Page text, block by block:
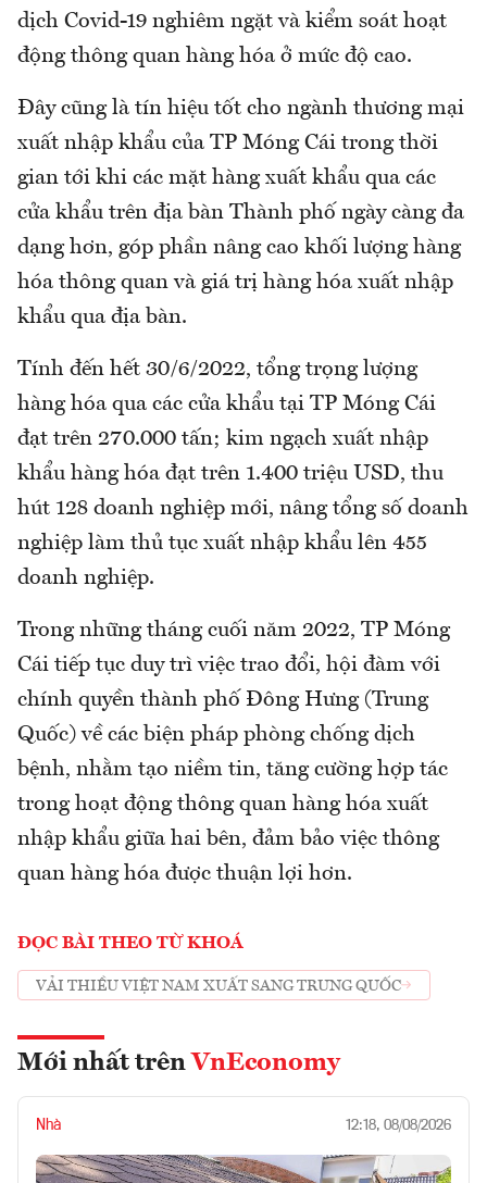
dịch Covid-19 nghiêm ngặt và kiểm soát hoạt
động thông quan hàng hóa ở mức độ cao.
Đây cũng là tín hiệu tốt cho ngành thương mại
xuất nhập khẩu của TP Móng Cái trong thời
gian tới khi các mặt hàng xuất khẩu qua các
cửa khẩu trên địa bàn Thành phố ngày càng đa
dạng hơn, góp phần nâng cao khối lượng hàng
hóa thông quan và giá trị hàng hóa xuất nhập
khẩu qua địa bàn.
Tính đến hết 30/6/2022, tổng trọng lượng
hàng hóa qua các cửa khẩu tại TP Móng Cái
đạt trên 270.000 tấn; kim ngạch xuất nhập
khẩu hàng hóa đạt trên 1.400 triệu USD, thu
hút 128 doanh nghiệp mới, nâng tổng số doanh
nghiệp làm thủ tục xuất nhập khẩu lên 455
doanh nghiệp.
Trong những tháng cuối năm 2022, TP Móng
Cái tiếp tục duy trì việc trao đổi, hội đàm với
chính quyền thành phố Đông Hưng (Trung
Quốc) về các biện pháp phòng chống dịch
bệnh, nhằm tạo niềm tin, tăng cường hợp tác
trong hoạt động thông quan hàng hóa xuất
nhập khẩu giữa hai bên, đảm bảo việc thông
quan hàng hóa được thuận lợi hơn.
ĐỌC BÀI THEO TỪ KHOÁ
VẢI THIỀU VIỆT NAM XUẤT SANG TRUNG QUỐC
Mới nhất trên VnEconomy
Nhà 12:18, 08/08/2026